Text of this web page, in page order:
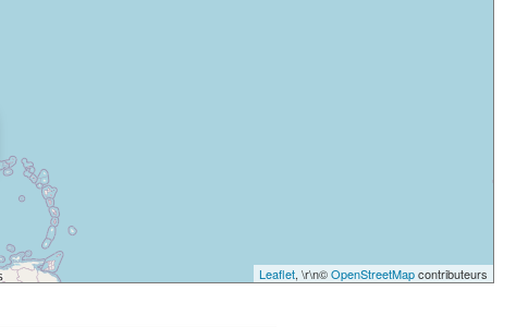
Leaflet, \r\n©OpenStreetMapcontributeurs